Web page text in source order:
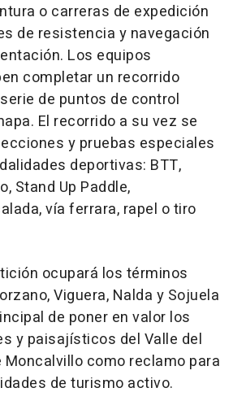
o carreras de expedición
de resistencia y navegación
Los equipos
completar un recorrido
de puntos de control
El recorrido a su vez se
y pruebas especiales
deportivas: BTT,
Stand Up Paddle,
vía ferrara, rapel o tiro
ocupará los términos
Viguera, Nalda y Sojuela
de poner en valor los
y paisajísticos del Valle del
Moncalvillo como reclamo para
de turismo activo.